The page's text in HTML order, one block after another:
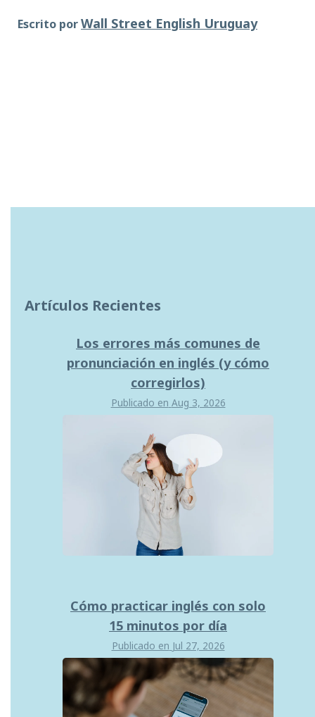
Escrito porWall Street English Uruguay
Artículos Recientes
Los errores más comunes de
pronunciación en inglés (y cómo
corregirlos)
Publicado en Aug 3, 2026
Cómo practicar inglés con solo
15 minutos por día
Publicado en Jul 27, 2026